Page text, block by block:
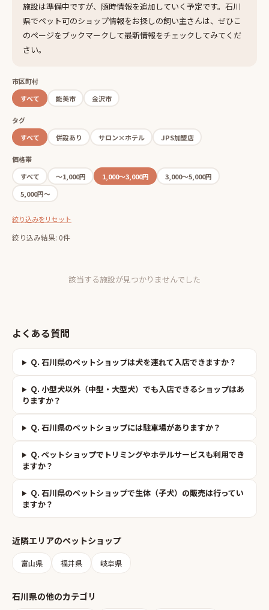
施設は準備中ですが、随時情報を追加していく予定です。石川
県でペット可のショップ情報をお探しの飼い主さんは、ぜひこ
のページをブックマークして最新情報をチェックしてみてくだ
さい。
市区町村
すべて
能美市 金沢市
タグ
すべて
併設あり サロン×ホテル JPS加盟店
価格帯
すべて
〜1,000円 1,000〜3,000円
3,000〜5,000円
5,000円〜
絞り込みをリセット
絞り込み結果: 0件
該当する施設が見つかりませんでした
よくある質問
Q. 石川県のペットショップは犬を連れて入店できますか？
Q. 小型犬以外（中型・大型犬）でも入店できるショップはあ
りますか？
Q. 石川県のペットショップには駐車場がありますか？
Q. ペットショップでトリミングやホテルサービスも利用でき
ますか？
Q. 石川県のペットショップで生体（子犬）の販売は行ってい
ますか？
近隣エリアのペットショップ
富山県 福井県 岐阜県
石川県の他のカテゴリ